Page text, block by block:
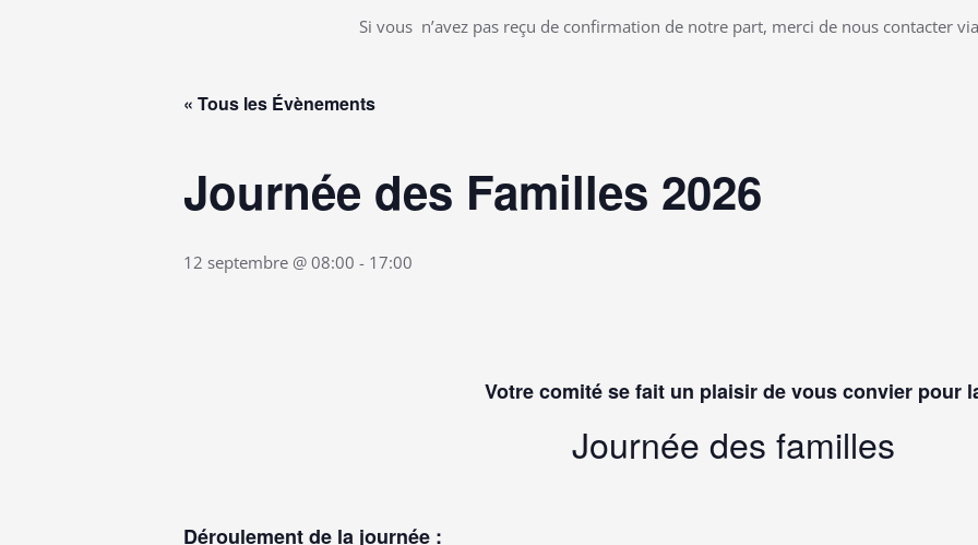
Si vous n’avez pas reçu de confirmation de notre part, merci de nous contacter
« Tous les Évènements
Journée des Familles 2026
12 septembre @ 08:00 - 17:00
Votre comité se fait un plaisir de vous convier pour
Journée des familles
Déroulement de la journée :